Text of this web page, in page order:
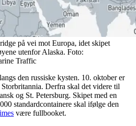
på vei mot Europa, idet skipet
utenfor Alaska. Foto:
Traffic
den russiske kysten. 10. oktober er
Derfra skal det videre til
og St. Petersburg. Skipet med en
standardcontainere skal ifølge den
være fullbooket.